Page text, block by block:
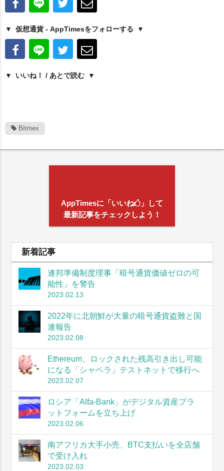
仮想通貨 - AppTimesをフォローする
いいね！ / あとで読む
Bitmex
AppTimesに「いいね
」して
最新記事をチェックしよう！
新着記事
連邦準備制度理事「暗号通貨価値ゼロの可
能性」を警告
2023.02.13
2022年に北朝鮮が大量の暗号通貨盗難と国
連報告
2023.02.08
Ethereum、ロックされた残高引き出し可能
になる「シャペラ」テストネットで移行へ
2023.02.07
ロシア「Alfa-Bank」がデジタル資産プラ
ットフォームを立ち上げ
2023.02.06
南アフリカ大手小売、BTC支払いを全店舗
で受け入れ
2023.02.03